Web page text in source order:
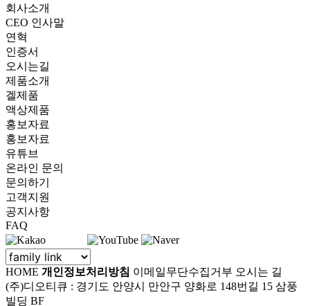
회사소개
CEO 인사말
연혁
인증서
오시는길
제품소개
겔제품
액상제품
홍보자료
홍보자료
유튜브
온라인 문의
문의하기
고객지원
공지사항
FAQ
HOME 개인정보처리방침 이메일무단수집거부 오시는 길
(주)디오티큐 : 경기도 안양시 만안구 양화로 148번길 15 삼풍
빌딩 BF